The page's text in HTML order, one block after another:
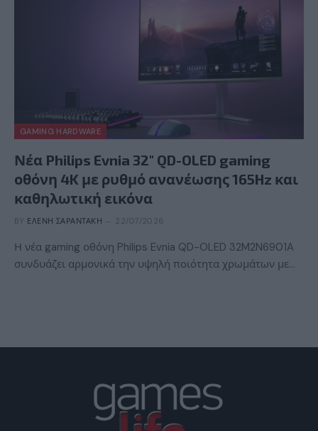
GAMING HARDWARE
Νέα Philips Evnia 32″ QD-OLED gaming
οθόνη 4K με ρυθμό ανανέωσης 165Hz και
καθηλωτική εικόνα
BY ΕΛΈΝΗ ΣΑΡΑΝΤΆΚΗ 22/07/2026
Η νέα gaming οθόνη Philips Evnia QD-OLED 32M2N6901A
συνδυάζει αρμονικά την υψηλή ποιότητα χρωμάτων με…